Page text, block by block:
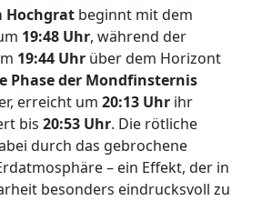
Hochgrat beginnt mit dem
19:48 Uhr, während der
19:44 Uhr über dem Horizont
Phase der Mondfinsternis
erreicht um 20:13 Uhr ihr
bis 20:53 Uhr. Die rötliche
durch das gebrochene
– ein Effekt, der in
besonders eindrucksvoll zu